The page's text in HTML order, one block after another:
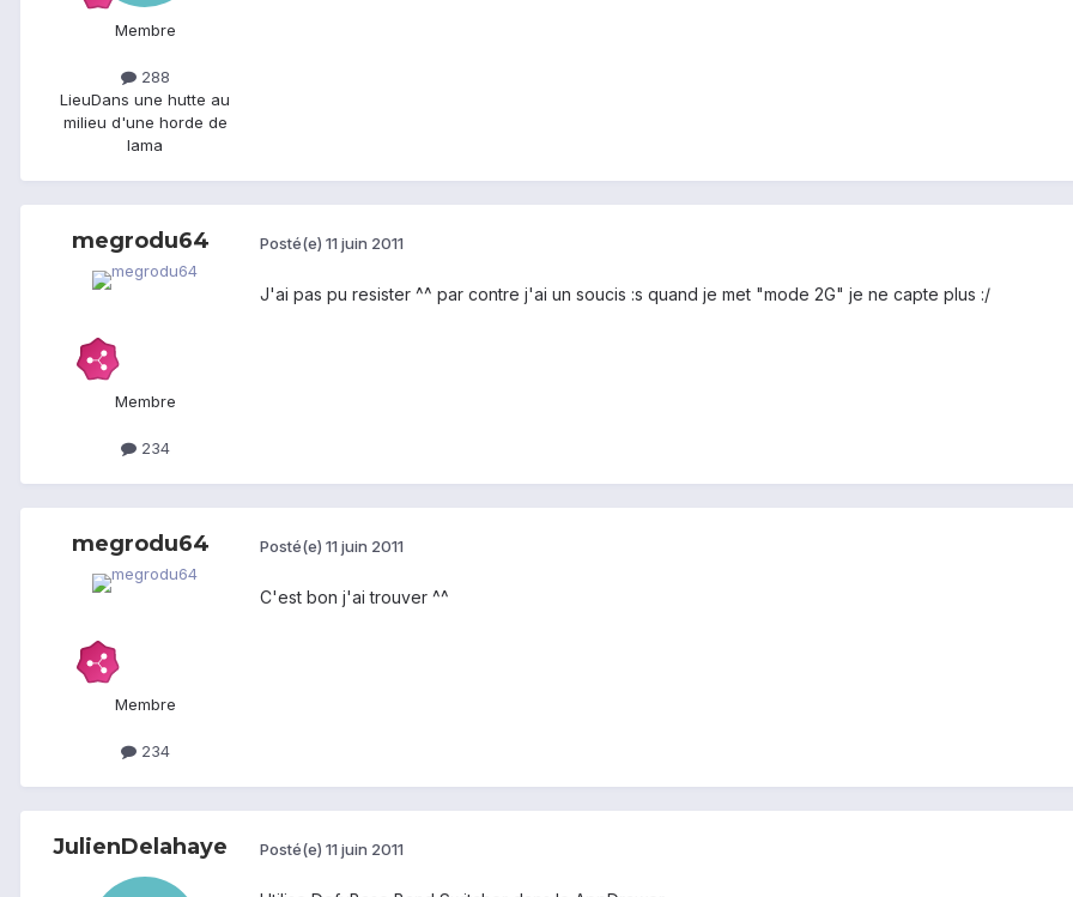
Membre
288
LieuDans une hutte au
milieu d'une horde de
lama
megrodu64
Membre
234
Posté(e) 11 juin 2011
J'ai pas pu resister ^^ par contre j'ai un soucis :s quand je met "mode 2G" je ne capte plus :/
megrodu64
Membre
234
Posté(e) 11 juin 2011
C'est bon j'ai trouver ^^
JulienDelahaye Posté(e) 11 juin 2011